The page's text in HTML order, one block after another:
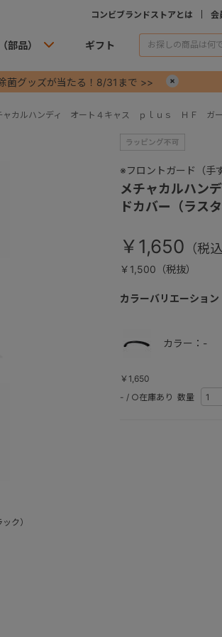
コンビブランドストアとは 会
部品） ギフト
菌グッズが当たる！8/31まで >>
ャカルハンディ オート４キャス ｐｌｕｓ ＨＦ ガー
ク）
※フロントガード（手
メチャカルハ
ドカバー（ラス
￥1,650
￥1,500（税抜）
カラーバリエーション
カラー：-
￥1,650
- / ○在庫あり 数量